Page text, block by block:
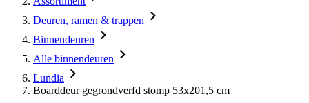
Deuren, ramen & trappen
Binnendeuren
Alle binnendeuren
Lundia
Boarddeur gegrondverfd stomp 53x201,5 cm